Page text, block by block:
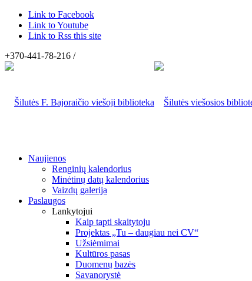
Link to Facebook
Link to Youtube
Link to Rss this site
+370-441-78-216 /
Naujienos
Renginių kalendorius
Minėtinų datų kalendorius
Vaizdų galerija
Paslaugos
Lankytojui
Kaip tapti skaitytoju
Projektas „Tu – daugiau nei CV“
Užsiėmimai
Kultūros pasas
Duomenų bazės
Savanorystė